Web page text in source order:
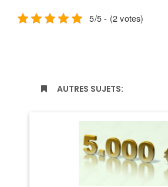
5/5 - (2 votes)
AUTRES SUJETS: